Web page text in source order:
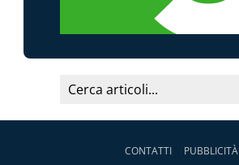
CONTATTI PUBBLICITÀ